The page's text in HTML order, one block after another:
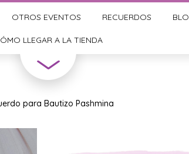
OTROS EVENTOS RECUERDOS
LLEGAR A LA TIENDA
para Bautizo Pashmina